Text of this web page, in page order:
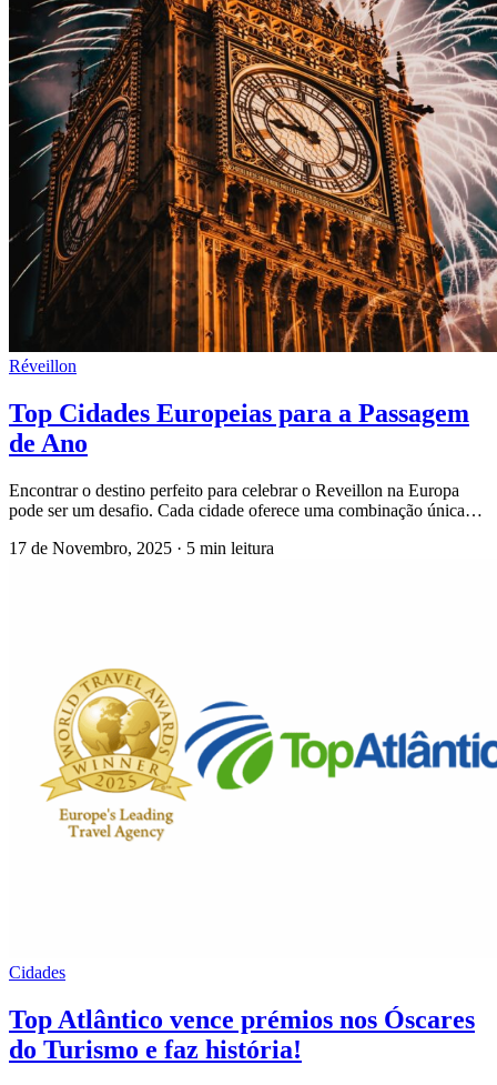
Réveillon
Top Cidades Europeias para a Passagem
de Ano
Encontrar o destino perfeito para celebrar o Reveillon na Europa
pode ser um desafio. Cada cidade oferece uma combinação única…
17 de Novembro, 2025 · 5 min leitura
Cidades
Top Atlântico vence prémios nos Óscares
do Turismo e faz história!